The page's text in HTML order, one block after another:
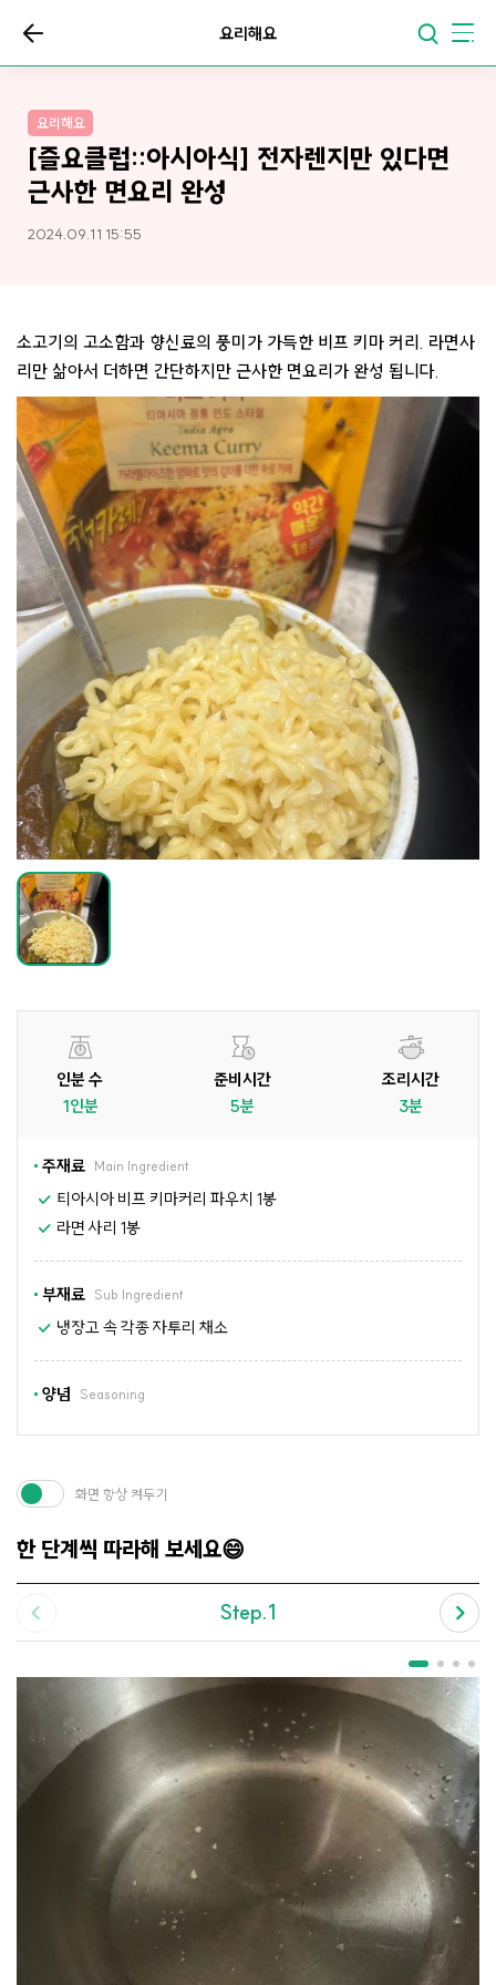
요리해요
요리해요
[즐요클럽::아시아식] 전자렌지만 있다면
근사한 면요리 완성
2024.09.11 15:55
소고기의 고소함과 향신료의 풍미가 가득한 비프 키마 커리. 라면사
리만 삶아서 더하면 간단하지만 근사한 면요리가 완성 됩니다.
인분 수
1인분
준비시간
5분
조리시간
3분
주재료 Main Ingredient
티아시아 비프 키마커리 파우치 1봉
라면 사리 1봉
부재료 Sub Ingredient
냉장고 속 각종 자투리 채소
양념 Seasoning
한 단계씩 따라해 보세요😄
화면 항상 켜두기
Step.1